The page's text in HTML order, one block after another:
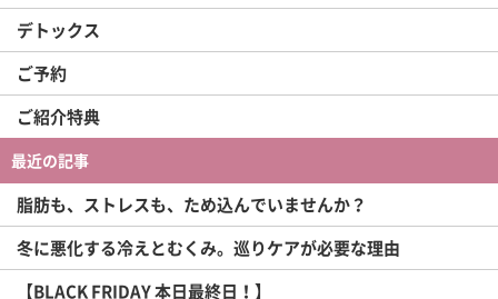
デトックス
ご予約
ご紹介特典
最近の記事
脂肪も、ストレスも、ため込んでいませんか？
冬に悪化する冷えとむくみ。巡りケアが必要な理由
【BLACK FRIDAY 本日最終日！】